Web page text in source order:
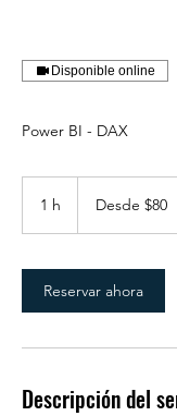
Disponible online
Power BI - DAX
1 h
dólares
Desde $80
Reservar ahora
Descripción del